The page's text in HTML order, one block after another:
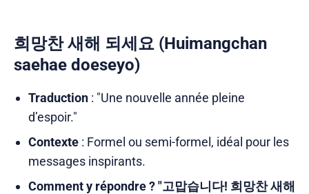
희망찬 새해 되세요 (Huimangchan
saehae doeseyo)
Traduction: "Une nouvelle année pleine
d’espoir."
Contexte: Formel ou semi-formel, idéal pour les
messages inspirants.
Comment y répondre ? "고맙습니다! 희망찬 새해